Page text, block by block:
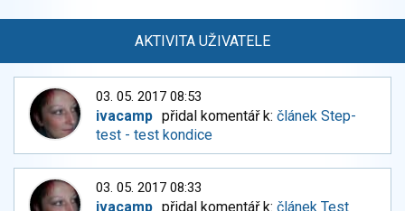
AKTIVITA UŽIVATELE
03. 05. 2017 08:53
ivacamp přidal komentář k:článek Step-
test - test kondice
03. 05. 2017 08:33
ivacamp přidal komentář k:článek Test